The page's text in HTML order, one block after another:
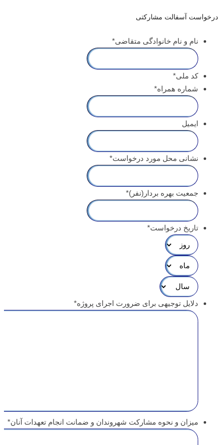
درخواست آسفالت مشارکتی
نام و نام خانوادگی متقاضی*
کد ملی*
شماره همراه*
ایمیل
نشانی محل مورد درخواست*
جمعیت بهره بردار(نفر)*
تاریخ درخواست*
دلایل توجیهی برای ضرورت اجرای پروژه*
میزان و نحوه مشارکت شهروندان و ضمانت انجام تعهدات آنان*